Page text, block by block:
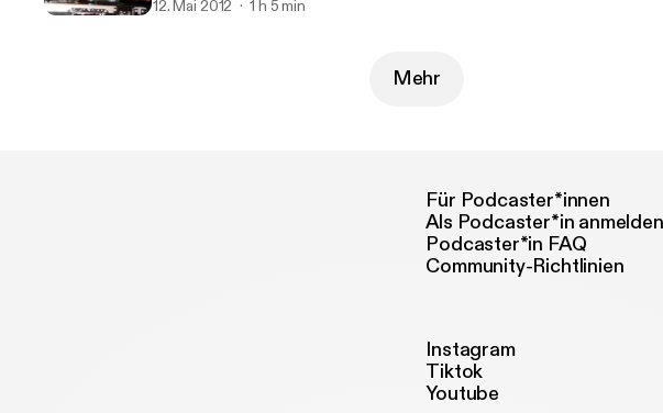
12. Mai 2012 1 h 5 min
Mehr
Für Podcaster*innen
Als Podcaster*in anmelden
Podcaster*in FAQ
Community-Richtlinien
Instagram
Tiktok
Youtube